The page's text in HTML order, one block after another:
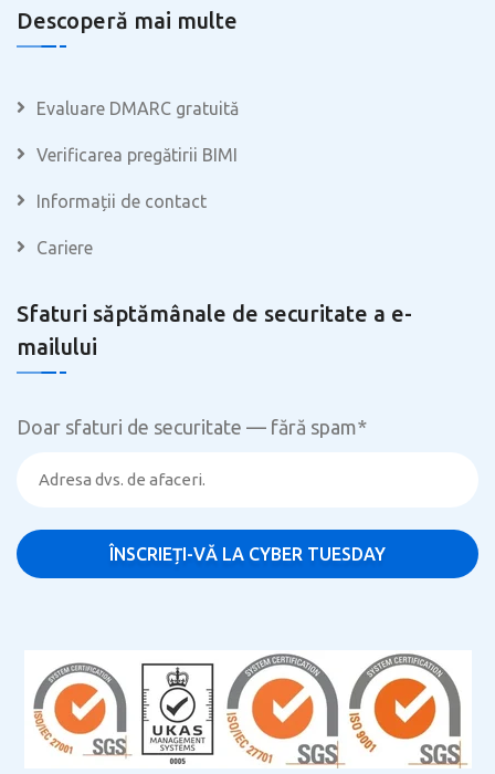
Descoperă mai multe
Evaluare DMARC gratuită
Verificarea pregătirii BIMI
Informații de contact
Cariere
Sfaturi săptămânale de securitate a e-
mailului
Doar sfaturi de securitate — fără spam*